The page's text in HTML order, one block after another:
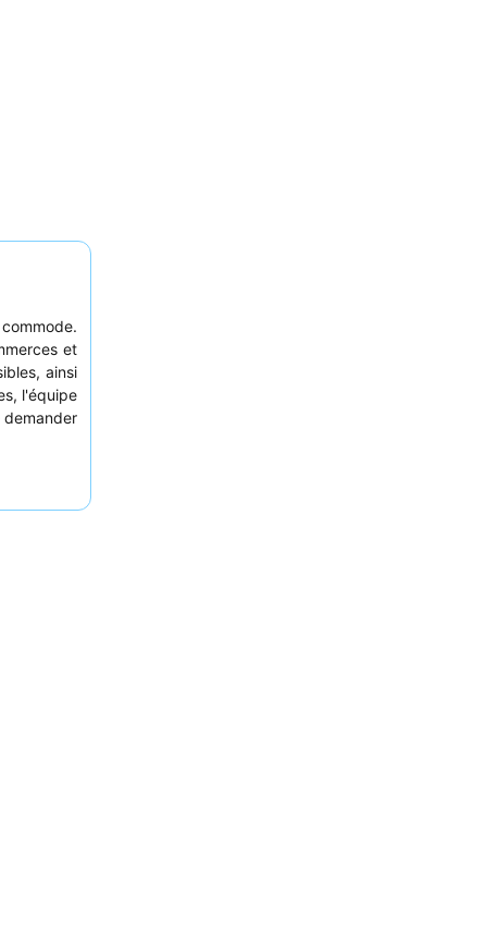
et
ainsi
l'équipe